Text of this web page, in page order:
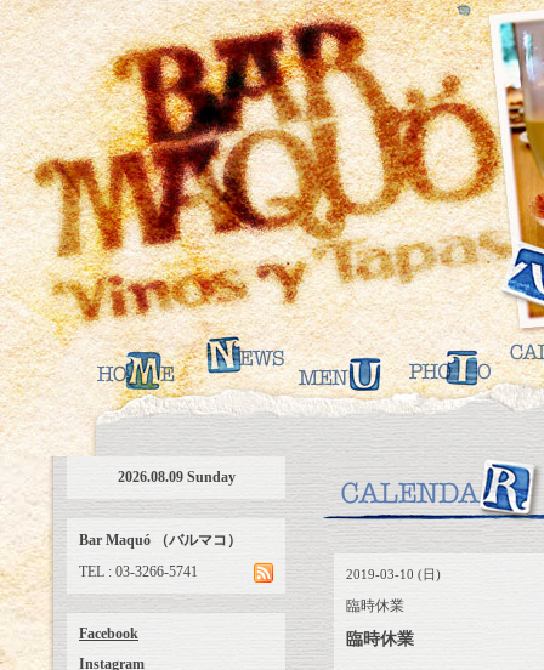
2019-03-10 (日)
臨時休業
臨時休業
2026.08.09 Sunday
Bar Maquó （バルマコ）
TEL : 03-3266-5741
Facebook
Instagram